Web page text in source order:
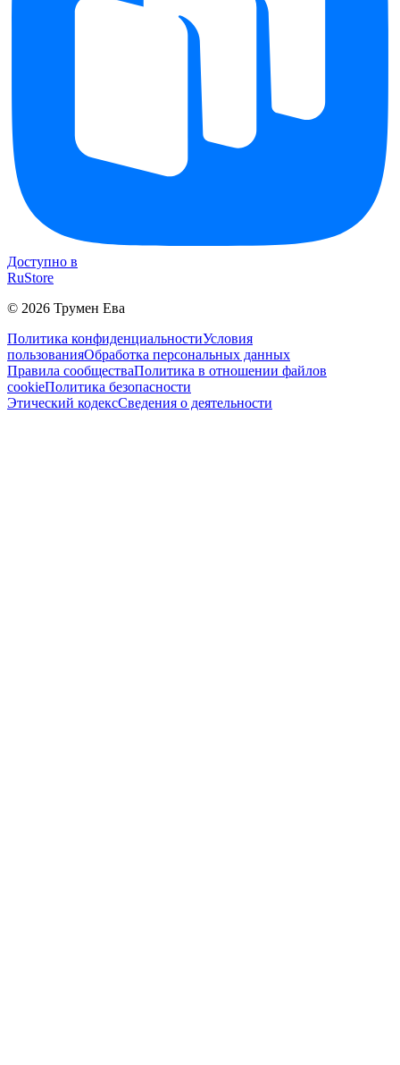
Доступно в
RuStore
© 2026 Трумен Ева
Политика конфиденциальностиУсловия
пользованияОбработка персональных данных
Правила сообществаПолитика в отношении файлов
cookieПолитика безопасности
Этический кодексСведения о деятельности